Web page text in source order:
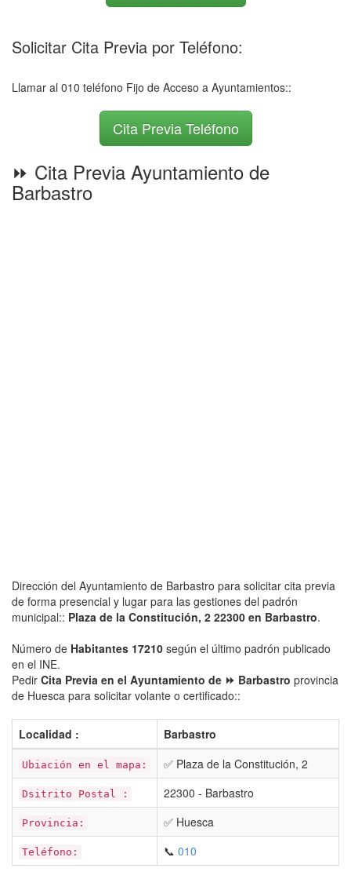
Solicitar Cita Previa por Teléfono:
Llamar al 010 teléfono Fijo de Acceso a Ayuntamientos::
Cita Previa Teléfono
⏩ Cita Previa Ayuntamiento de
Barbastro
Dirección del Ayuntamiento de Barbastro para solicitar cita previa
de forma presencial y lugar para las gestiones del padrón
municipal:: Plaza de la Constitución, 2 22300 en Barbastro.
Número de Habitantes 17210 según el último padrón publicado
en el INE.
Pedir Cita Previa en el Ayuntamiento de ⏩ Barbastro provincia
de Huesca para solicitar volante o certificado::
Localidad : Barbastro
Ubiación en el mapa: ✅ Plaza de la Constitución, 2
Dsitrito Postal : 22300 - Barbastro
Provincia: ✅ Huesca
Teléfono: 📞 010